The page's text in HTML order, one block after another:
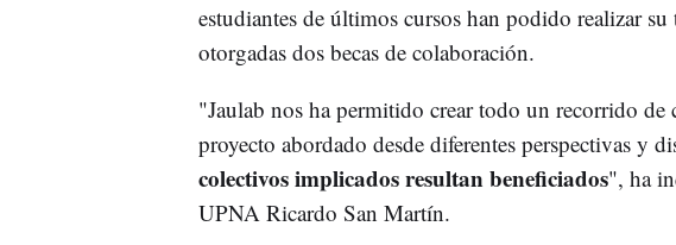
estudiantes de últimos cursos han podido realizar
otorgadas dos becas de colaboración.
"Jaulab nos ha permitido crear todo un recorrido de
proyecto abordado desde diferentes perspectivas y
colectivos implicados resultan beneficiados", ha
UPNA Ricardo San Martín.